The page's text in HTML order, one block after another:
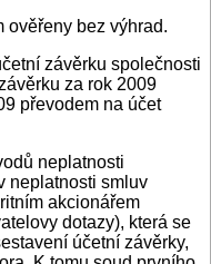
ověřeny bez výhrad.
závěrku společnosti
za rok 2009
převodem na účet
neplatnosti
neplatnosti smluv
akcionářem
dotazy), která se
účetní závěrky,